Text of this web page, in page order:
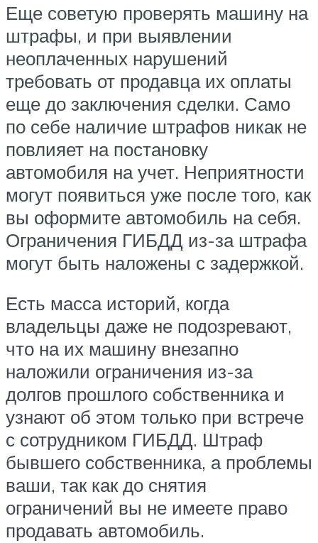
Еще советую проверять машину на
штрафы, и при выявлении
неоплаченных нарушений
требовать от продавца их оплаты
еще до заключения сделки. Само
по себе наличие штрафов никак не
повлияет на постановку
автомобиля на учет. Неприятности
могут появиться уже после того, как
вы оформите автомобиль на себя.
Ограничения ГИБДД из-за штрафа
могут быть наложены с задержкой.
Есть масса историй, когда
владельцы даже не подозревают,
что на их машину внезапно
наложили ограничения из-за
долгов прошлого собственника и
узнают об этом только при встрече
с сотрудником ГИБДД. Штраф
бывшего собственника, а проблемы
ваши, так как до снятия
ограничений вы не имеете право
продавать автомобиль.